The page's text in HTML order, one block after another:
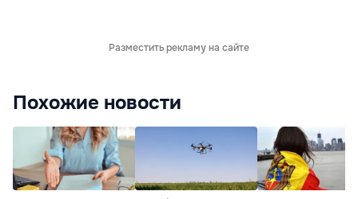
Разместить рекламу на сайте
Похожие новости